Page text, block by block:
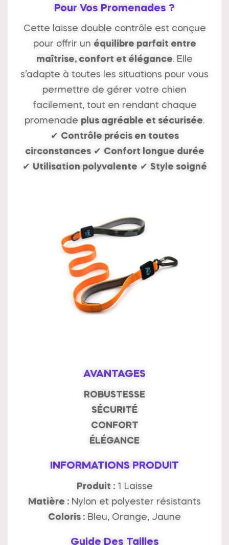
Pour Vos Promenades ?
Cette laisse double contrôle est conçue
pour offrir un équilibre parfait entre
maîtrise, confort et élégance. Elle
s’adapte à toutes les situations pour vous
permettre de gérer votre chien
facilement, tout en rendant chaque
promenade plus agréable et sécurisée.
✔ Contrôle précis en toutes
circonstances✔ Confort longue durée
✔ Utilisation polyvalente ✔ Style soigné
AVANTAGES
ROBUSTESSE
SÉCURITÉ
CONFORT
ÉLÉGANCE
INFORMATIONS PRODUIT
Produit :1 Laisse
Matière : Nylon et polyester résistants
Coloris : Bleu, Orange, Jaune
Guide Des Tailles